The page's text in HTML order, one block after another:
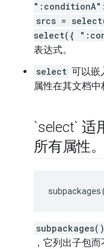
srcs =
select({
表达式。
select 可以嵌
属性在其文档中
`select` 适
所有属性。
subpackages()
，它列出子包而